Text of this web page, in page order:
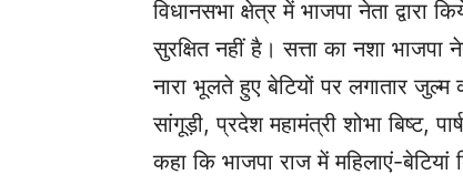
विधानसभा क्षेत्र में भाजपा नेता
सुरक्षित नहीं है। सत्ता का नशा
नारा भूलते हुए बेटियों पर लगातार
सांगूड़ी, प्रदेश महामंत्री शोभा बिष्ट,
कहा कि भाजपा राज में महिलाएं-